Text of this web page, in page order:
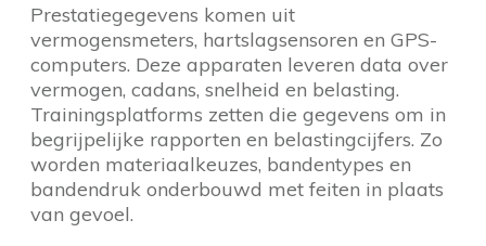
Prestatiegegevens komen uit
vermogensmeters, hartslagsensoren en GPS-
computers. Deze apparaten leveren data over
vermogen, cadans, snelheid en belasting.
Trainingsplatforms zetten die gegevens om in
begrijpelijke rapporten en belastingcijfers. Zo
worden materiaalkeuzes, bandentypes en
bandendruk onderbouwd met feiten in plaats
van gevoel.